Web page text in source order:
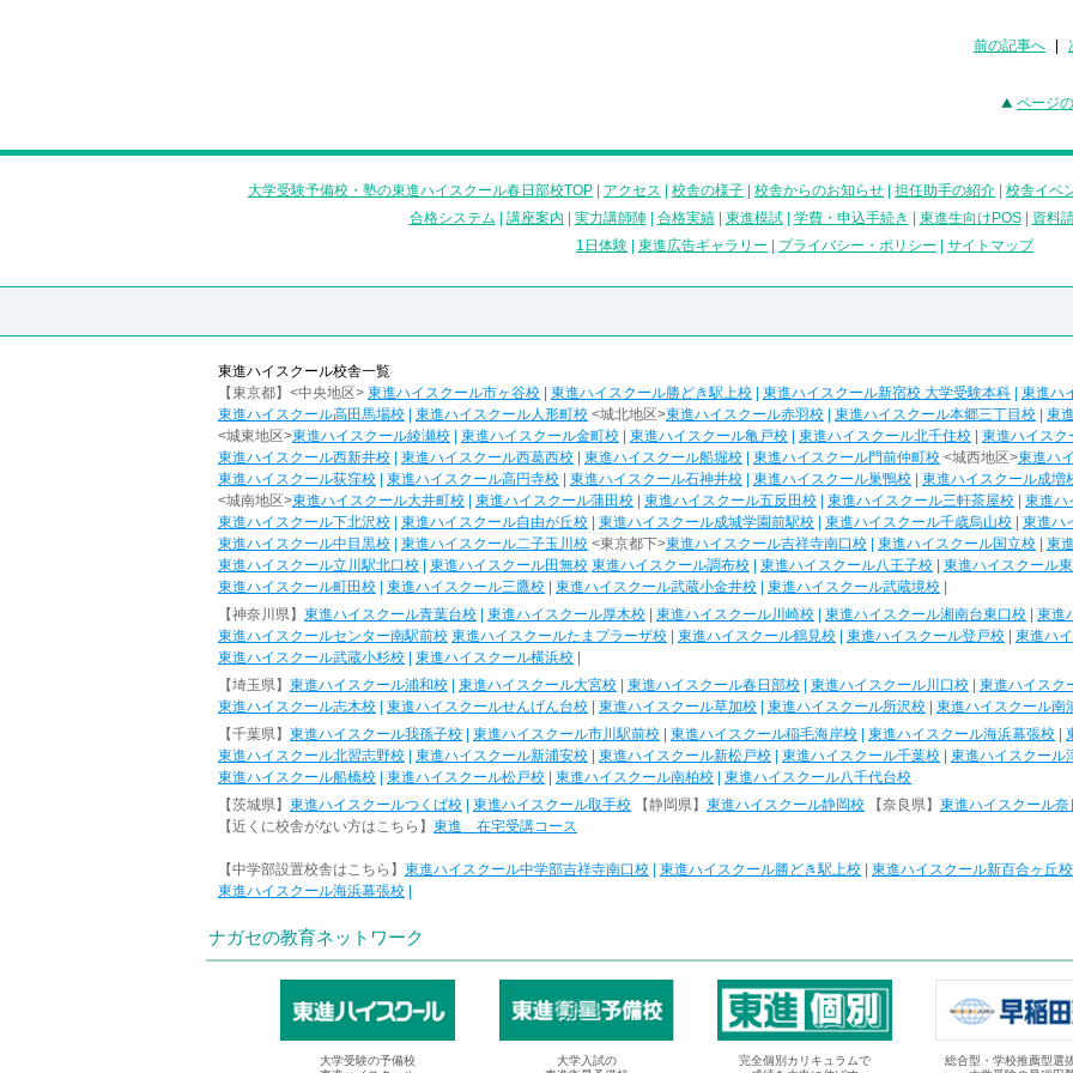
前の記事へ
ページ
大学受験予備校・塾の東進ハイスクール春日部校TOP アクセス 校舎の様子 校舎からのお知らせ 担任助手の紹介
校舎イベ
合格システム
講座案内 実力講師陣| 合格実績| 東進模試| 学費・申込手続き 東進生向けPOS|
資料
1日体験
東進広告ギャラリー プライバシー・ポリシー サイトマップ
東進ハイスクール校舎一覧
【東京都】<中央地区> 東進ハイスクール市ヶ谷校 東進ハイスクール勝どき駅上校 東進ハイスクール新宿校 大学受験本科
東進ハ
東進ハイスクール高田馬場校
東進ハイスクール人形町校 <城北地区>東進ハイスクール赤羽校 東進ハイスクール本郷三丁目校
東
<城東地区>東進ハイスクール綾瀬校 東進ハイスクール金町校 東進ハイスクール亀戸校 東進ハイスクール北千住校
東進ハイスク
東進ハイスクール西新井校
東進ハイスクール西葛西校 東進ハイスクール船堀校 東進ハイスクール門前仲町校 <城西地区>東進ハ
東進ハイスクール荻窪校
東進ハイスクール高円寺校 東進ハイスクール石神井校 東進ハイスクール巣鴨校
東進ハイスクール成増
<城南地区>東進ハイスクール大井町校 東進ハイスクール蒲田校 東進ハイスクール五反田校 東進ハイスクール三軒茶屋校
東進ハ
東進ハイスクール下北沢校
東進ハイスクール自由が丘校 東進ハイスクール成城学園前駅校 東進ハイスクール千歳烏山校
東進ハ
東進ハイスクール中目黒校
東進ハイスクール二子玉川校 <東京都下>東進ハイスクール吉祥寺南口校 東進ハイスクール国立校
東
東進ハイスクール立川駅北口校
東進ハイスクール田無校 東進ハイスクール調布校 東進ハイスクール八王子校
東進ハイスクール
東進ハイスクール町田校
東進ハイスクール三鷹校 東進ハイスクール武蔵小金井校 東進ハイスクール武蔵境校
【神奈川県】 東進ハイスクール青葉台校 東進ハイスクール厚木校 東進ハイスクール川崎校 東進ハイスクール湘南台東口校
東進
東進ハイスクールセンター南駅前校 東進ハイスクールたまプラーザ校 東進ハイスクール鶴見校 東進ハイスクール登戸校
東進ハ
東進ハイスクール武蔵小杉校
東進ハイスクール横浜校
【埼玉県】 東進ハイスクール浦和校 東進ハイスクール大宮校 東進ハイスクール春日部校 東進ハイスクール川口校
東進ハイスク
東進ハイスクール志木校
東進ハイスクールせんげん台校 東進ハイスクール草加校 東進ハイスクール所沢校
東進ハイスクール南
【千葉県】 東進ハイスクール我孫子校 東進ハイスクール市川駅前校 東進ハイスクール稲毛海岸校 東進ハイスクール海浜幕張校
東進ハイスクール北習志野校
東進ハイスクール新浦安校 東進ハイスクール新松戸校 東進ハイスクール千葉校
東進ハイスクール
東進ハイスクール船橋校
東進ハイスクール松戸校 東進ハイスクール南柏校
東進ハイスクール八千代台校
【茨城県】 東進ハイスクールつくば校 東進ハイスクール取手校 【静岡県】 東進ハイスクール静岡校 【奈良県】 東進ハイスクール奈
【近くに校舎がない方はこちら】 東進 在宅受講コース
【中学部設置校舎はこちら】 東進ハイスクール中学部吉祥寺南口校 東進ハイスクール勝どき駅上校
東進ハイスクール新百合ヶ丘校
東進ハイスクール海浜幕張校
ナガセの教育ネットワーク
大学受験の予備校
大学入試の
完全個別カリキュラムで
総合型・学校推薦型選